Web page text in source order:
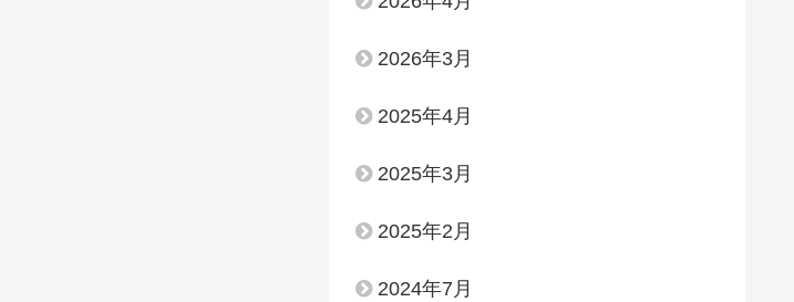
2026年3月
2025年4月
2025年3月
2025年2月
2024年7月